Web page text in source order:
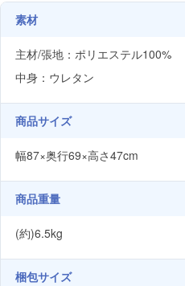
素材
主材/張地：ポリエステル100%
中身：ウレタン
商品サイズ
幅87×奥行69×高さ47cm
商品重量
(約)6.5kg
梱包サイズ